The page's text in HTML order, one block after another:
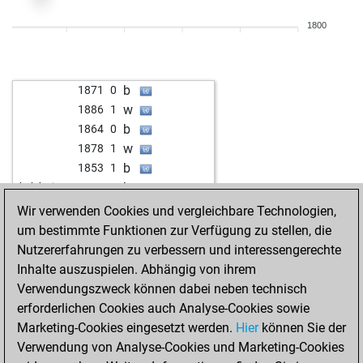
b
1646 0 b
1625 0 b
1646 1 w
1631 0 b
1615 0 w
1597 0 b
1615 1 w
1634 1 b
1618 0 w
1601 0 b
1581 0 w
1559 0 b
1536 0 w
1789 0 w
1800
1871 0 b
1886 1 w
1864 0 b
1878 1 w
1853 1 b
darkdesign7 1523 1 b
darkdesign7 1526 1 w
darkdesign7 1529 1 b
1948 r w
1930 0 b
1949 1 w
1932 0 b
1913 0 w
1822 1 w
Wir verwenden Cookies und vergleichbare Technologien,
um bestimmte Funktionen zur Verfügung zu stellen, die
Nutzererfahrungen zu verbessern und interessengerechte
Inhalte auszuspielen. Abhängig von ihrem
Verwendungszweck können dabei neben technisch
erforderlichen Cookies auch Analyse-Cookies sowie
Marketing-Cookies eingesetzt werden. Hierkönnen Sie der
Verwendung von Analyse-Cookies und Marketing-Cookies